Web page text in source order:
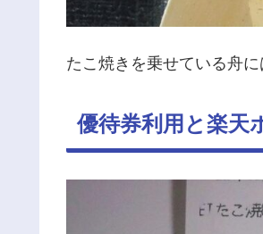
たこ焼きを乗せている舟
優待券利用と楽天